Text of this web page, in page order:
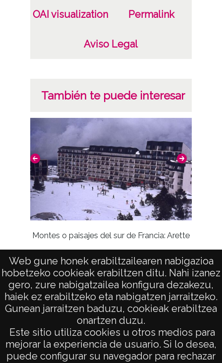
Web gune honek erabiltzailearen nabigazioa
hobetzeko cookieak erabiltzen ditu. Nahi izanez
gero, zure nabigatzailea konfigura dezakezu,
haiek ez erabiltzeko eta nabigatzen jarraitzeko.
Gunean jarraitzen baduzu, cookieak erabiltzea
onartzen duzu.
Este sitio utiliza cookies u otros medios para
mejorar la experiencia de usuario. Si lo desea,
puede configurar su navegador para rechazar
Licencia de las imágenes
OAI visualization Permalink
Aviso Legal
También te puede interesar
Montes o paisajes del sur de Francia: Arette
AVISO LEGAL
POLÍTICA DE PRIVACIDAD
ACCESIBILIDAD